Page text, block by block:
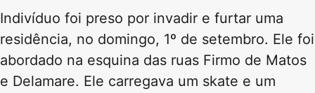
Indivíduo foi preso por invadir e furtar uma
residência, no domingo, 1º de setembro. Ele foi
abordado na esquina das ruas Firmo de Matos
e Delamare. Ele carregava um skate e um